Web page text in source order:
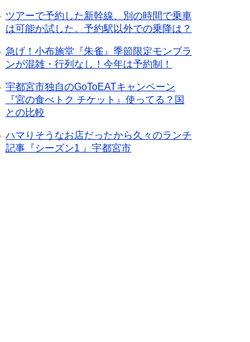
ツアーで予約した新幹線、別の時間で乗車
は可能か試した。予約駅以外での乗降は？
急げ！小布施堂『朱雀』季節限定モンブラ
ンが混雑・行列なし！今年は予約制！
宇都宮市独自のGoToEATキャンペーン
『宮の食べトク チケット』使ってる？国
との比較
ハマりそうなお店だったから久々のランチ
記事『シーズン1 』宇都宮市